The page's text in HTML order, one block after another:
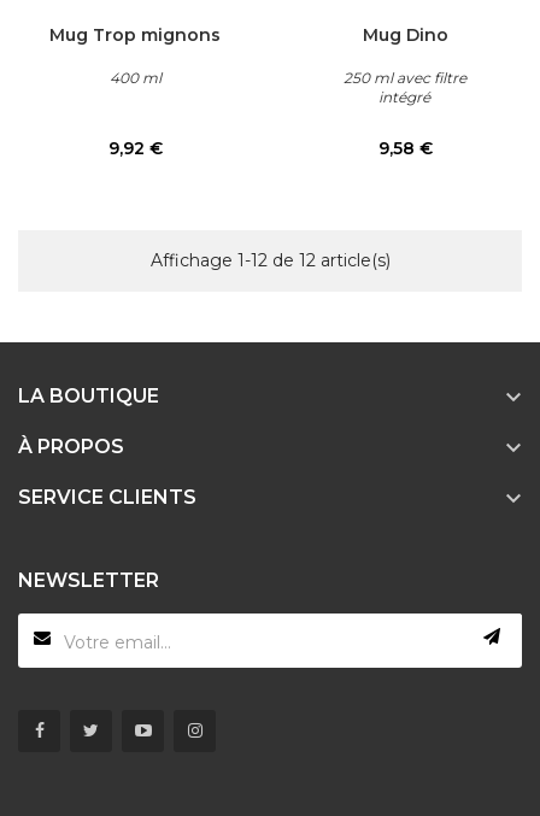
Mug Trop mignons
400 ml
Prix
9,92 €
Mug Dino
250 ml avec filtre
intégré
Prix
9,58 €
Affichage 1-12 de 12 article(s)
LA BOUTIQUE 
À PROPOS 
SERVICE CLIENTS 
NEWSLETTER